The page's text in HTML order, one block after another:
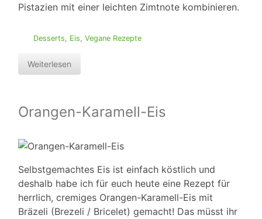
Pistazien mit einer leichten Zimtnote kombinieren.
Desserts, Eis, Vegane Rezepte
Weiterlesen
Orangen-Karamell-Eis
Selbstgemachtes Eis ist einfach köstlich und
deshalb habe ich für euch heute eine Rezept für
herrlich, cremiges Orangen-Karamell-Eis mit
Bräzeli (Brezeli / Bricelet) gemacht! Das müsst ihr